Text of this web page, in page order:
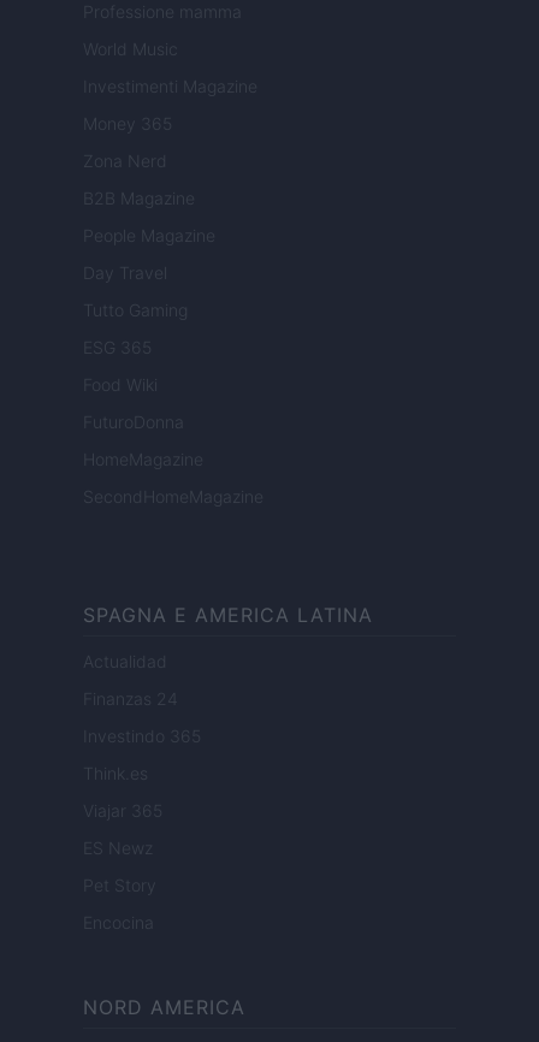
Professione mamma
World Music
Investimenti Magazine
Money 365
Zona Nerd
B2B Magazine
People Magazine
Day Travel
Tutto Gaming
ESG 365
Food Wiki
FuturoDonna
HomeMagazine
SecondHomeMagazine
SPAGNA E AMERICA LATINA
Actualidad
Finanzas 24
Investindo 365
Think.es
Viajar 365
ES Newz
Pet Story
Encocina
NORD AMERICA